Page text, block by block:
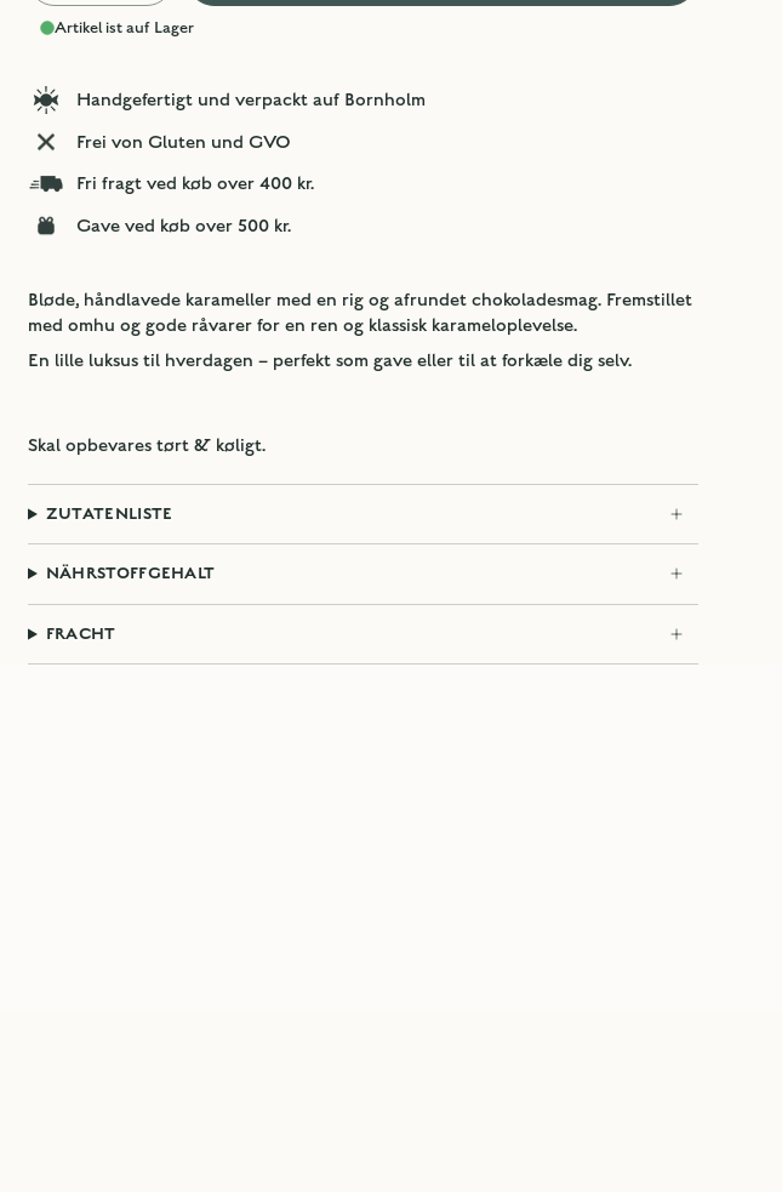
Artikel ist auf Lager
Handgefertigt und verpackt auf Bornholm
Frei von Gluten und GVO
Fri fragt ved køb over 400 kr.
Gave ved køb over 500 kr.
Bløde, håndlavede karameller med en rig og afrundet chokoladesmag. Fremstillet
med omhu og gode råvarer for en ren og klassisk karameloplevelse.
En lille luksus til hverdagen – perfekt som gave eller til at forkæle dig selv.
Skal opbevares tørt & køligt.
ZUTATENLISTE
NÄHRSTOFFGEHALT
FRACHT